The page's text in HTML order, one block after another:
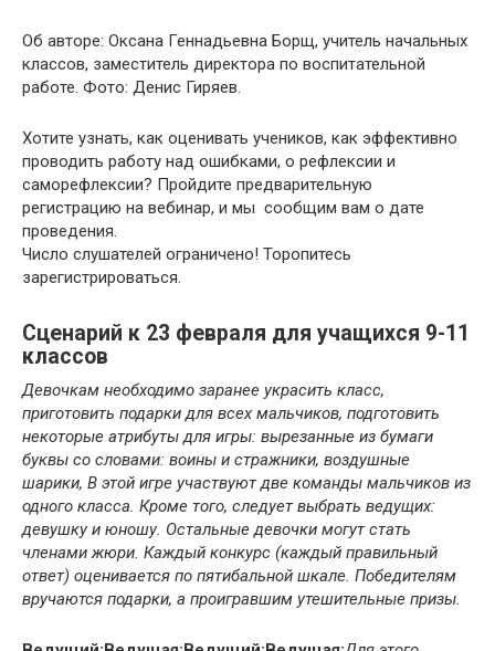
Об авторе: Оксана Геннадьевна Борщ, учитель начальных
классов, заместитель директора по воспитательной
работе. Фото: Денис Гиряев.
Хотите узнать, как оценивать учеников, как эффективно
проводить работу над ошибками, о рефлексии и
саморефлексии? Пройдите предварительную
регистрацию на вебинар, и мы сообщим вам о дате
проведения.
Число слушателей ограничено! Торопитесь
зарегистрироваться.
Сценарий к 23 февраля для учащихся 9-11
классов
Девочкам необходимо заранее украсить класс,
приготовить подарки для всех мальчиков, подготовить
некоторые атрибуты для игры: вырезанные из бумаги
буквы со словами: воины и стражники, воздушные
шарики, В этой игре участвуют две команды мальчиков из
одного класса. Кроме того, следует выбрать ведущих:
девушку и юношу. Остальные девочки могут стать
членами жюри. Каждый конкурс (каждый правильный
ответ) оценивается по пятибальной шкале. Победителям
вручаются подарки, а проигравшим утешительные призы.